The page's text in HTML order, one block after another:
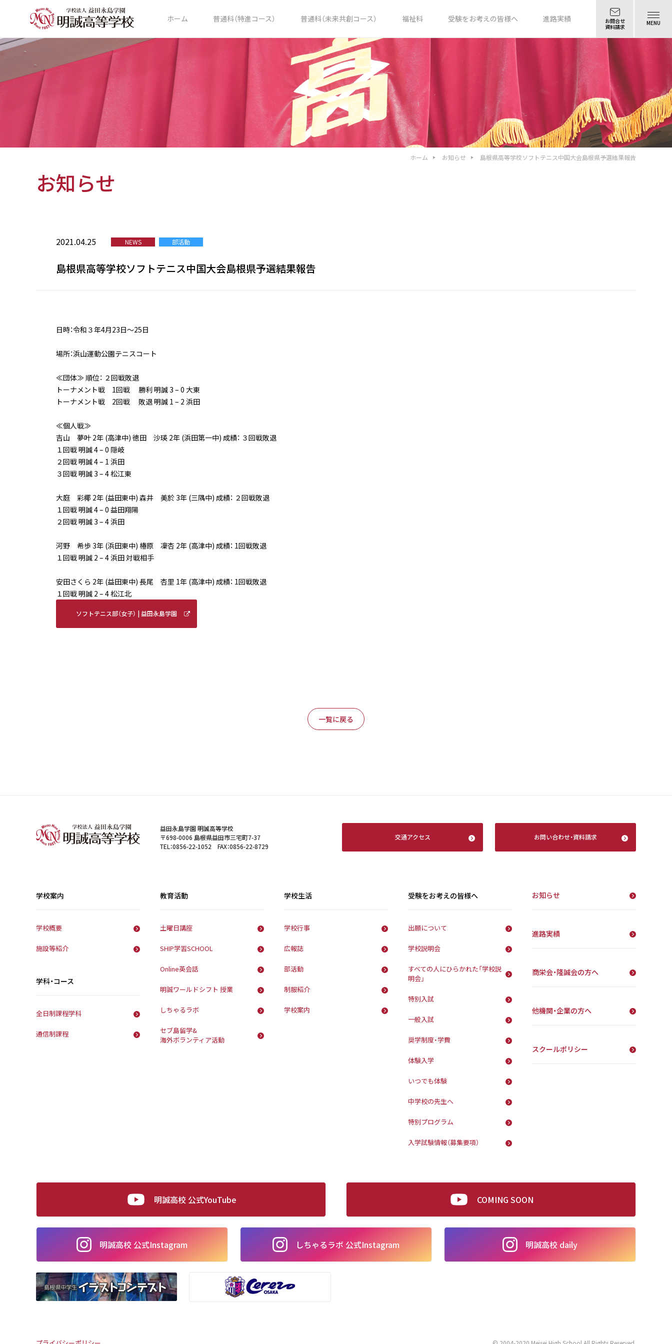
ホーム 普通科（特進コース） 普通科（未来共創コース） 福祉科 受験をお考えの皆様へ 進路実績
お問合せ
資料請求
MENU
ホーム お知らせ 島根県高等学校ソフトテニス中国大会島根県予選結果報告
お知らせ
2021.04.25 NEWS 部活動
島根県高等学校ソフトテニス中国大会島根県予選結果報告
日時：令和３年4月23日～25日
場所：浜山運動公園テニスコート
≪団体≫ 順位： ２回戦敗退
トーナメント戦 1回戦 勝利 明誠 3 – 0 大東
トーナメント戦 2回戦 敗退 明誠 1 – 2 浜田
≪個人戦≫
吉山 夢叶 2年 (高津中) 徳田 沙瑛 2年 (浜田第一中) 成績： ３回戦敗退
１回戦 明誠 4 – 0 隠岐
２回戦 明誠 4 – 1 浜田
３回戦 明誠 3 – 4 松江東
大庭 彩椰 2年 (益田東中) 森井 美於 3年 (三隅中) 成績： ２回戦敗退
１回戦 明誠 4 – 0 益田翔陽
２回戦 明誠 3 – 4 浜田
河野 希歩 3年 (浜田東中) 椿原 凜杏 2年 (高津中) 成績： 1回戦敗退
１回戦 明誠 2 – 4 浜田 対戦相手
安田さくら 2年 (益田東中) 長尾 杏里 1年 (高津中) 成績： 1回戦敗退
１回戦 明誠 2 – 4 松江北
ソフトテニス部（女子） | 益田永島学園
一覧に戻る
益田永島学園 明誠高等学校
〒698-0006 島根県益田市三宅町7-37
TEL：0856-22-1052 FAX：0856-22-8729
交通アクセス お問い合わせ・資料請求
学校案内
学校概要
施設等紹介
学科・コース
全日制課程学科
通信制課程
教育活動
土曜日講座
SHIP学習SCHOOL
Online英会話
明誠ワールドシフト 授業
しちゃるラボ
セブ島留学&
海外ボランティア活動
学校生活
学校行事
広報誌
部活動
制服紹介
学校案内
受験をお考えの皆様へ
出願について
学校説明会
すべての人にひらかれた「学校説
明会」
特別入試
一般入試
奨学制度・学費
体験入学
いつでも体験
中学校の先生へ
特別プログラム
入学試験情報（募集要項）
お知らせ
進路実績
商栄会・隆誠会の方へ
他機関・企業の方へ
スクールポリシー
明誠高校 公式YouTube COMING SOON
明誠高校 公式Instagram しちゃるラボ 公式Instagram 明誠高校 daily